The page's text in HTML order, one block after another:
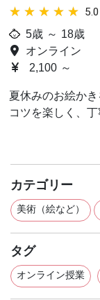
★★★★★
★★★★★ 5.0
5歳 ～ 18歳
オンライン
2,100 ～
夏休みのお絵か
コツを楽しく、
カテゴリー
美術（絵など）
タグ
オンライン授業